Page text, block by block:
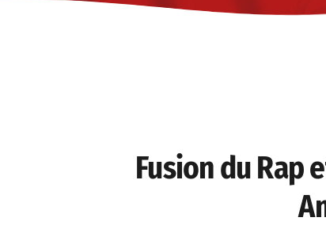
Fusion du Rap